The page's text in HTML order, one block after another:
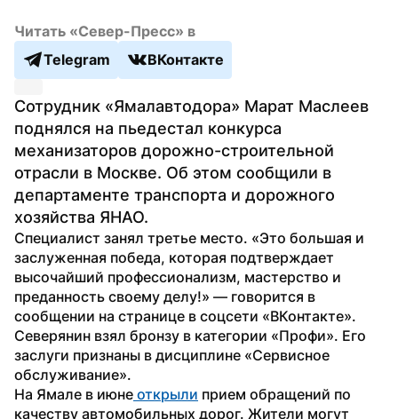
Читать «Север-Пресс» в
Telegram
ВКонтакте
Сотрудник «Ямалавтодора» Марат Маслеев
поднялся на пьедестал конкурса
механизаторов дорожно-строительной
отрасли в Москве. Об этом сообщили в
департаменте транспорта и дорожного
хозяйства ЯНАО.
Специалист занял третье место. «Это большая и
заслуженная победа, которая подтверждает
высочайший профессионализм, мастерство и
преданность своему делу!» — говорится в
сообщении на странице в соцсети «ВКонтакте».
Северянин взял бронзу в категории «Профи». Его
заслуги признаны в дисциплине «Сервисное
обслуживание».
На Ямале в июне открыли прием обращений по
качеству автомобильных дорог. Жители могут